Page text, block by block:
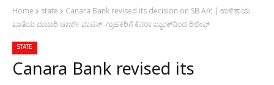
Home state
Canara Bank revised its decision on SB A/c | ಉಳಿತಾಯ
ಖಾತೆಯ ದುಬಾರಿ ಚಾರ್ಜ್ ವಾಪಸ್: ಗ್ರಾಹಕರಿಗೆ ಕೆನರಾ ಬ್ಯಾಂಕ್‌ನಿಂದ ರಿಲೀಫ್‌
STATE
Canara Bank revised its